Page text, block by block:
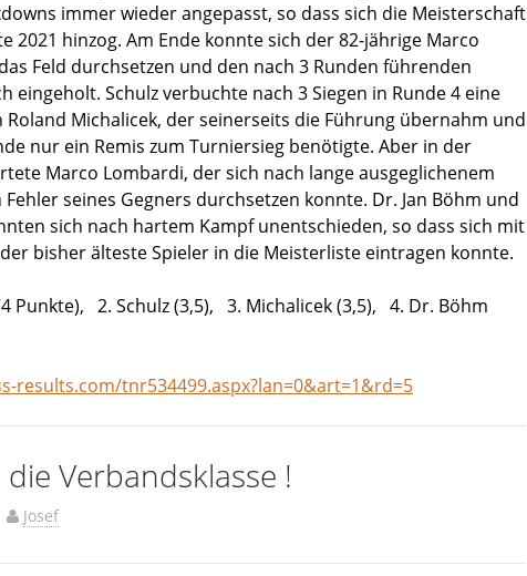
immer wieder angepasst, so dass sich die Meisterschaft
2021 hinzog. Am Ende konnte sich der 82-jährige Marco
Feld durchsetzen und den nach 3 Runden führenden
eingeholt. Schulz verbuchte nach 3 Siegen in Runde 4 eine
Roland Michalicek, der seinerseits die Führung übernahm und
nur ein Remis zum Turniersieg benötigte. Aber in der
Marco Lombardi, der sich nach lange ausgeglichenem
seines Gegners durchsetzen konnte. Dr. Jan Böhm und
sich nach hartem Kampf unentschieden, so dass sich mit
bisher älteste Spieler in die Meisterliste eintragen konnte.
Punkte), 2. Schulz (3,5), 3. Michalicek (3,5), 4. Dr. Böhm
results.com/tnr534499.aspx?lan=0&art=1&rd=5
Verbandsklasse !
Josef